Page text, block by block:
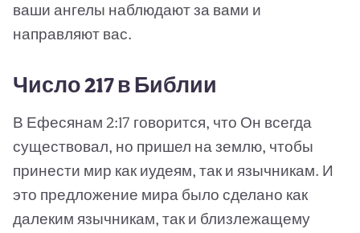
ваши ангелы наблюдают за вами и
направляют вас.
Число 217 в Библии
В Ефесянам 2:17 говорится, что Он всегда
существовал, но пришел на землю, чтобы
принести мир как иудеям, так и язычникам. И
это предложение мира было сделано как
далеким язычникам, так и близлежащему